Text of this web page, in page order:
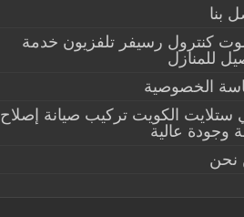
بنا
كنترول رسيفر تلفزيون خدمة
للمنازل
الخصوصية
ستلايت الكويت تركيب صيانة إصلاح
وجودة عالية
نحن